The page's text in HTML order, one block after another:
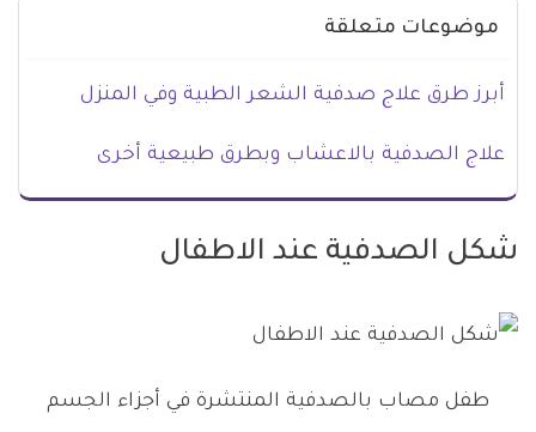
موضوعات متعلقة
أبرز طرق علاج صدفية الشعر الطبية وفي المنزل
علاج الصدفية بالاعشاب وبطرق طبيعية أخرى
شكل الصدفية عند الاطفال
طفل مصاب بالصدفية المنتشرة في أجزاء الجسم